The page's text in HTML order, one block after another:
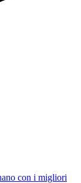
con i migliori